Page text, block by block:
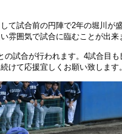
て試合前の円陣で2年の堀川が
雰囲気で試合に臨むことが出来
の試合が行われます。4試合目
けて応援宜しくお願い致します。